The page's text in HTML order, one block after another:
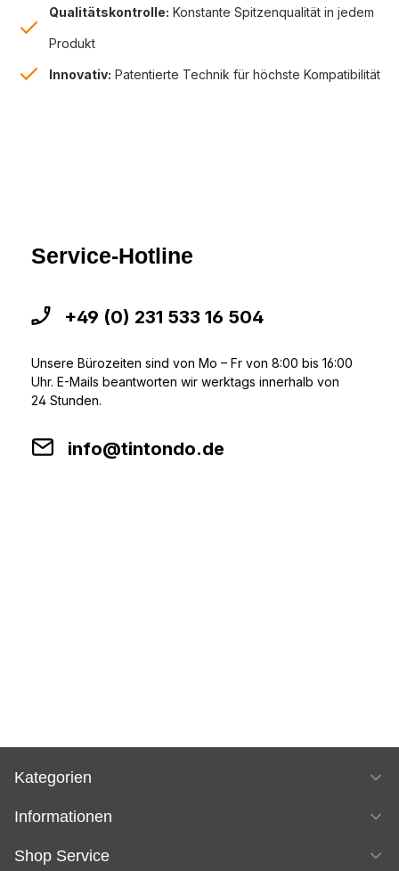
Qualitätskontrolle: Konstante Spitzenqualität in jedem
Produkt
Innovativ: Patentierte Technik für höchste Kompatibilität
Service-Hotline
+49 (0) 231 533 16 504
Unsere Bürozeiten sind von Mo – Fr von 8:00 bis 16:00
Uhr. E-Mails beantworten wir werktags innerhalb von
24 Stunden.
info@tintondo.de
Kategorien
Informationen
Shop Service